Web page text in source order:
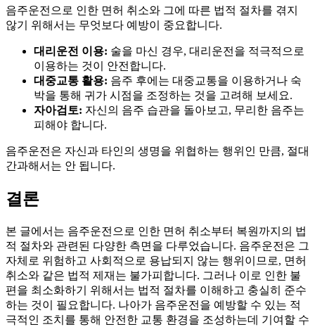
음주운전으로 인한 면허 취소와 그에 따른 법적 절차를 겪지
않기 위해서는 무엇보다 예방이 중요합니다.
대리운전 이용: 술을 마신 경우, 대리운전을 적극적으로
이용하는 것이 안전합니다.
대중교통 활용: 음주 후에는 대중교통을 이용하거나 숙
박을 통해 귀가 시점을 조정하는 것을 고려해 보세요.
자아검토: 자신의 음주 습관을 돌아보고, 무리한 음주는
피해야 합니다.
음주운전은 자신과 타인의 생명을 위협하는 행위인 만큼, 절대
간과해서는 안 됩니다.
결론
본 글에서는 음주운전으로 인한 면허 취소부터 복원까지의 법
적 절차와 관련된 다양한 측면을 다루었습니다. 음주운전은 그
자체로 위험하고 사회적으로 용납되지 않는 행위이므로, 면허
취소와 같은 법적 제재는 불가피합니다. 그러나 이로 인한 불
편을 최소화하기 위해서는 법적 절차를 이해하고 충실히 준수
하는 것이 필요합니다. 나아가 음주운전을 예방할 수 있는 적
극적인 조치를 통해 안전한 교통 환경을 조성하는데 기여할 수